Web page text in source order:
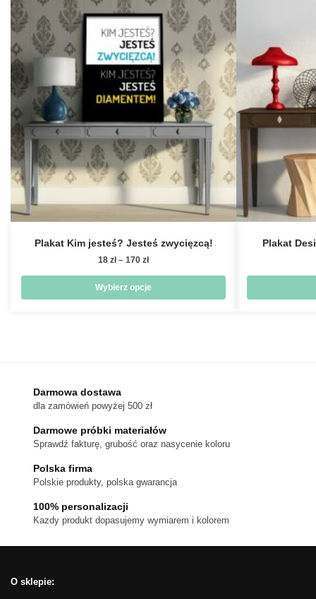
Plakat Kim jesteś? Jesteś zwycięzcą!
18 zł – 170 złZakres
od
18 zł
Wybierz opcje
można
wybrać
na
produktu
Plakat
Darmowa dostawa
dla zamówień powyżej 500 zł
Darmowe próbki materiałów
Sprawdź fakturę, grubość oraz nasycenie koloru
Polska firma
Polskie produkty, polska gwarancja
100% personalizacji
Kazdy produkt dopasujemy wymiarem i kolorem
O sklepie: